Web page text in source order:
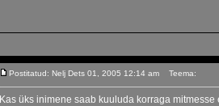
Postitatud: Nelj Dets 01, 2005 12:14 am Teema:
Kas üks inimene saab kuuluda korraga mitmesse